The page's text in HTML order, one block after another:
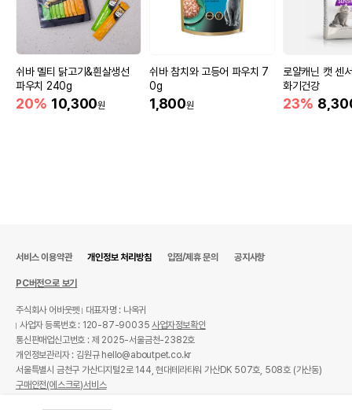
쉬바 멜티 닭고기&흰살생선
파우치 240g
20% 10,300원
쉬바 참치와 고등어 파우치 7
0g
1,800원
로얄캐닌 캣 센
화기건강
23%
서비스 이용약관 개인정보 처리방침 입점/제휴 문의 공지사항
PC버전으로 보기
주식회사 어바웃펫
대표자명 : 나옥귀
사업자 등록번호 : 120-87-90035사업자정보확인
통신판매업신고번호 : 제 2025-서울금천-2382호
개인정보관리자 : 김원규 hello@aboutpet.co.kr
서울특별시 금천구 가산디지털2로 144, 현대테라타워 가산DK 507호, 508호 (가산동)
구매안전(에스크로)서비스